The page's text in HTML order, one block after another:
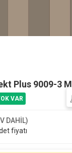
Plus 9009-3 M
DAHİL)
fiyatı